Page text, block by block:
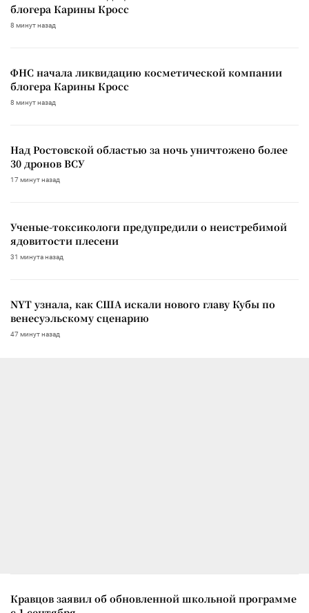
блогера Карины Кросс
8 минут назад
ФНС начала ликвидацию косметической компании
блогера Карины Кросс
8 минут назад
Над Ростовской областью за ночь уничтожено более
30 дронов ВСУ
17 минут назад
Ученые-токсикологи предупредили о неистребимой
ядовитости плесени
31 минута назад
NYT узнала, как США искали нового главу Кубы по
венесуэльскому сценарию
47 минут назад
Кравцов заявил об обновленной школьной программе